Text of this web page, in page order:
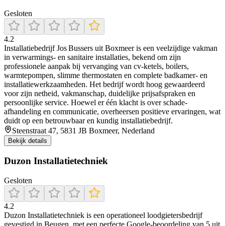
Gesloten
4.2
Installatiebedrijf Jos Bussers uit Boxmeer is een veelzijdige vakman
in verwarmings- en sanitaire installaties, bekend om zijn
professionele aanpak bij vervanging van cv-ketels, boilers,
warmtepompen, slimme thermostaten en complete badkamer- en
installatiewerkzaamheden. Het bedrijf wordt hoog gewaardeerd
voor zijn netheid, vakmanschap, duidelijke prijsafspraken en
persoonlijke service. Hoewel er één klacht is over schade-
afhandeling en communicatie, overheersen positieve ervaringen, wat
duidt op een betrouwbaar en kundig installatiebedrijf.
Steenstraat 47, 5831 JB Boxmeer, Nederland
Bekijk details
Duzon Installatietechniek
Gesloten
4.2
Duzon Installatietechniek is een operationeel loodgietersbedrijf
gevestigd in Beugen, met een perfecte Google-beoordeling van 5 uit